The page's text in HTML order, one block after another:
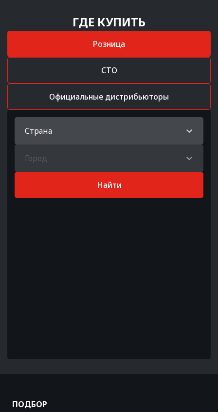
ГДЕ КУПИТЬ
Розница
СТО
Официальные дистрибьюторы
Страна
Город
Найти
ПОДБОР